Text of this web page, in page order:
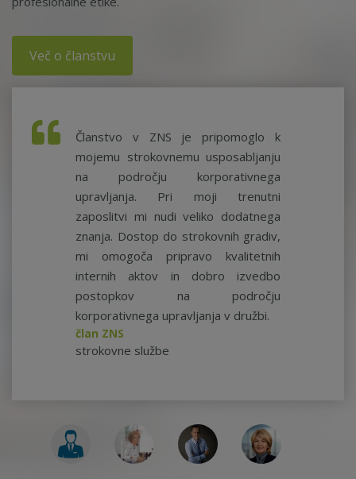
Več o članstvu
Članstvo v ZNS je pripomoglo k
mojemu strokovnemu usposabljanju
na področju korporativnega
upravljanja. Pri moji trenutni
zaposlitvi mi nudi veliko dodatnega
znanja. Dostop do strokovnih gradiv,
mi omogoča pripravo kvalitetnih
internih aktov in dobro izvedbo
postopkov na področju
korporativnega upravljanja v družbi.
član ZNS
strokovne službe